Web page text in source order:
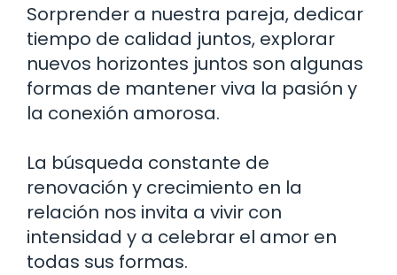
Sorprender a nuestra pareja, dedicar
tiempo de calidad juntos, explorar
nuevos horizontes juntos son algunas
formas de mantener viva la pasión y
la conexión amorosa.
La búsqueda constante de
renovación y crecimiento en la
relación nos invita a vivir con
intensidad y a celebrar el amor en
todas sus formas.